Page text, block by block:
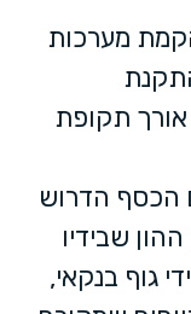
מערכות
תקופת
הכסף הדרוש
שבידיו
גוף בנקאי,